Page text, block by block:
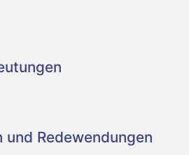
Redewendungen